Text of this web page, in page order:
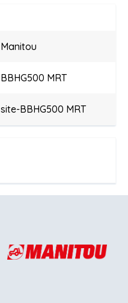
Manitou
BBHG500 MRT
site-BBHG500 MRT